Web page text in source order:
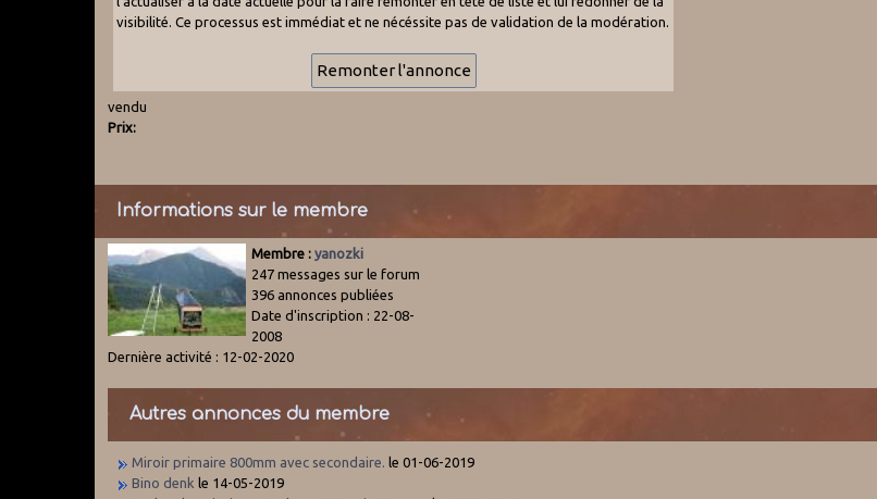
visibilité. Ce processus est immédiat et ne nécéssite pas de validation de la modération.
vendu
Prix:
Informations sur le membre
Membre :yanozki
247 messages sur le forum
396 annonces publiées
Date d'inscription : 22-08-
2008
Dernière activité : 12-02-2020
Autres annonces du membre
Miroir primaire 800mm avec secondaire. le 01-06-2019
Bino denk le 14-05-2019